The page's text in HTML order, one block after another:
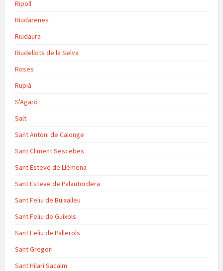
Ripoll
Riudarenes
Riudaura
Riudellots de la Selva
Roses
Rupià
S'Agaró
Salt
Sant Antoni de Calonge
Sant Climent Sescebes
Sant Esteve de Llémena
Sant Esteve de Palautordera
Sant Feliu de Buixalleu
Sant Feliu de Guíxols
Sant Feliu de Pallerols
Sant Gregori
Sant Hilari Sacalm